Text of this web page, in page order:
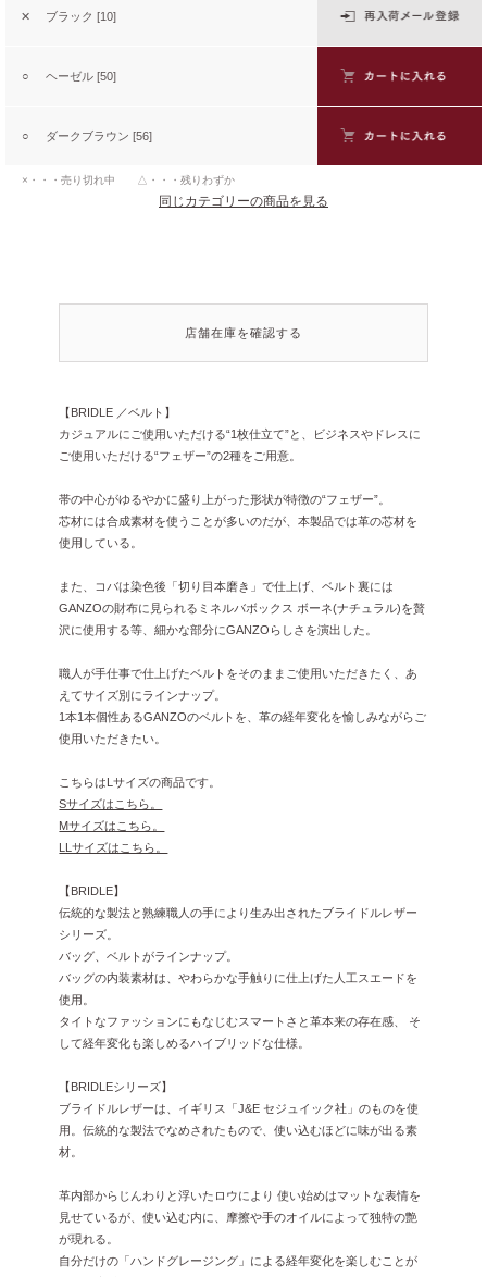
✕ ブラック [10]
○ ヘーゼル [50]
○ ダークブラウン [56]
×・・・売り切れ中 △・・・残りわずか
同じカテゴリーの商品を見る
店舗在庫を確認する
【BRIDLE ／ベルト】
カジュアルにご使用いただける“1枚仕立て”と、ビジネスやドレスに
ご使用いただける“フェザー”の2種をご用意。
帯の中心がゆるやかに盛り上がった形状が特徴の“フェザー”。
芯材には合成素材を使うことが多いのだが、本製品では革の芯材を
使用している。
また、コバは染色後「切り目本磨き」で仕上げ、ベルト裏には
GANZOの財布に見られるミネルバボックス ボーネ(ナチュラル)を贅
沢に使用する等、細かな部分にGANZOらしさを演出した。
職人が手仕事で仕上げたベルトをそのままご使用いただきたく、あ
えてサイズ別にラインナップ。
1本1本個性あるGANZOのベルトを、革の経年変化を愉しみながらご
使用いただきたい。
こちらはLサイズの商品です。
Sサイズはこちら。
Mサイズはこちら。
LLサイズはこちら。
【BRIDLE】
伝統的な製法と熟練職人の手により生み出されたブライドルレザー
シリーズ。
バッグ、ベルトがラインナップ。
バッグの内装素材は、やわらかな手触りに仕上げた人工スエードを
使用。
タイトなファッションにもなじむスマートさと革本来の存在感、 そ
して経年変化も楽しめるハイブリッドな仕様。
【BRIDLEシリーズ】
ブライドルレザーは、イギリス「J&E セジュイック社」のものを使
用。伝統的な製法でなめされたもので、使い込むほどに味が出る素
材。
革内部からじんわりと浮いたロウにより 使い始めはマットな表情を
見せているが、使い込む内に、摩擦や手のオイルによって独特の艶
が現れる。
自分だけの「ハンドグレージング」による経年変化を楽しむことが